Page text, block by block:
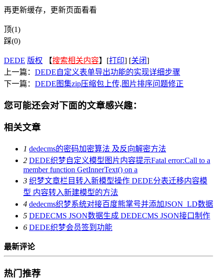
再更新缓存，更新页面看看
顶(1)
踩(0)
DEDE 版权 【搜索相关内容】[打印] [关闭]
上一篇： DEDE自定义表单导出功能的实现详细步骤
下一篇： DEDE图集zip压缩包上传,图片排序问题修正
您可能还会对下面的文章感兴趣：
相关文章
1 dedecms的密码加密算法 及反向解密方法
2 DEDE织梦自定义模型图片内容提示Fatal error:Call to a
member function GetInnerText() on a
3 织梦文章栏目转入新模型操作 DEDE分表迁移内容模
型 内容转入新建模型的方法
4 dedecms织梦系统对接百度熊掌号并添加JSON_LD数据
5 DEDECMS JSON数据生成 DEDECMS JSON接口制作
6 DEDE织梦会员签到功能
最新评论
热门推荐